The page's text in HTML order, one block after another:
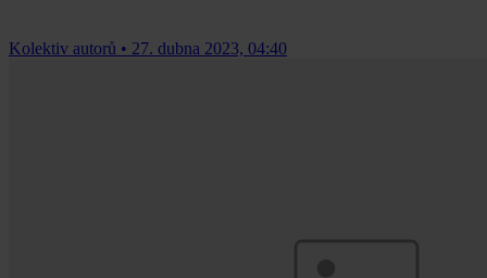
Kolektiv autorů • 27. dubna 2023, 04:40